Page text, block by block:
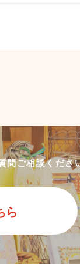
問ご相談くださ
ら